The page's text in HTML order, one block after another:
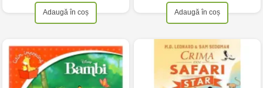
Adaugă în coș Adaugă în coș